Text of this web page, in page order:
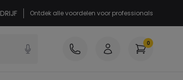
Ontdek alle voordelen voor professionals
0